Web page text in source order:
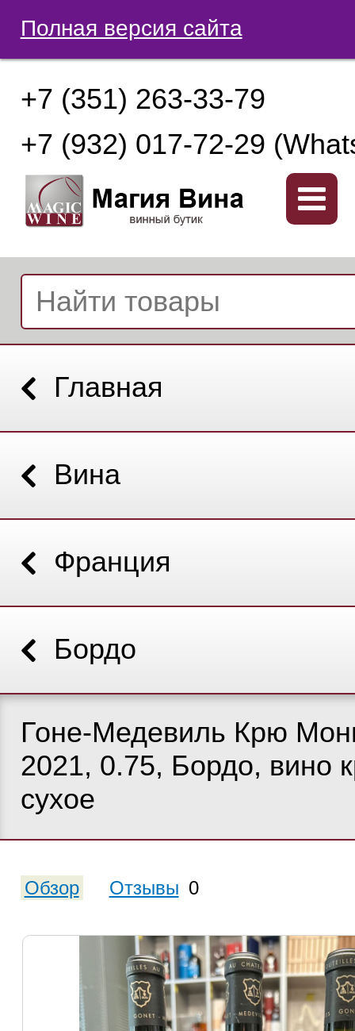
Полная версия сайта
+7 (351) 263-33-79
+7 (932) 017-72-29
Главная
Вина
Франция
Бордо
Гоне-Медевиль Крю
2021, 0.75, Бордо, вино
сухое
Обзор Отзывы 0